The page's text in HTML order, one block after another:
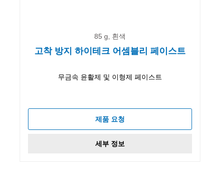
85 g, 흰색
고착 방지 하이테크 어셈블리 페이스트
무금속 윤활제 및 이형제 페이스트
제품 요청
세부 정보